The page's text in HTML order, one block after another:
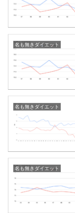
名も無きダイエット
名も無きダイエット
名も無きダイエット